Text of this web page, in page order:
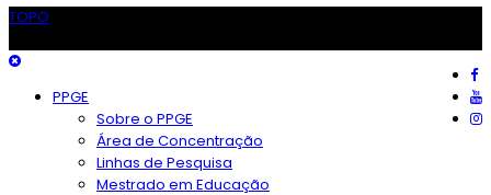
TOPO
PPGE
Sobre o PPGE
Área de Concentração
Linhas de Pesquisa
Mestrado em Educação